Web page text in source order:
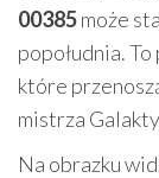
00385może
popołudnia.
które
mistrza
Na obrazku